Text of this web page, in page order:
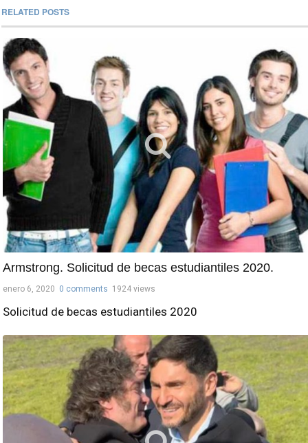
RELATED POSTS
Armstrong. Solicitud de becas estudiantiles 2020.
enero 6, 2020 0 comments 1924 views
Solicitud de becas estudiantiles 2020